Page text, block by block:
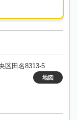
区田名8313-5
地図